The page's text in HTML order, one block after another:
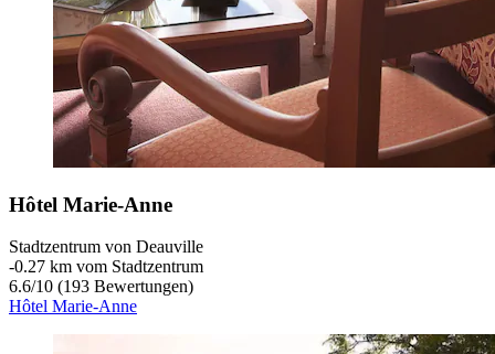
Hôtel Marie-Anne
Stadtzentrum von Deauville
‐0.27 km vom Stadtzentrum
6.6/10 (193 Bewertungen)
Hôtel Marie-Anne